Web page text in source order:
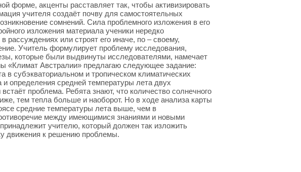
форме, акценты расставляет так, чтобы активизировать
учителя создаёт почву для самостоятельных
сомнений. Сила проблемного изложения в его
изложения материала ученики нередко
рассуждениях или строят его иначе, по – своему,
Учитель формулирует проблему исследования,
которые были выдвинуты исследователями, намечает
«Климат Австралии» предлагаю следующее задание:
в субэкваториальном и тропическом климатических
определения средней температуры лета двух
проблема. Ребята знают, что количество солнечного
тем тепла больше и наоборот. Но в ходе анализа карты
средние температуры лета выше, чем в
между имеющимися знаниями и новыми
учителю, который должен так изложить
движения к решению проблемы.